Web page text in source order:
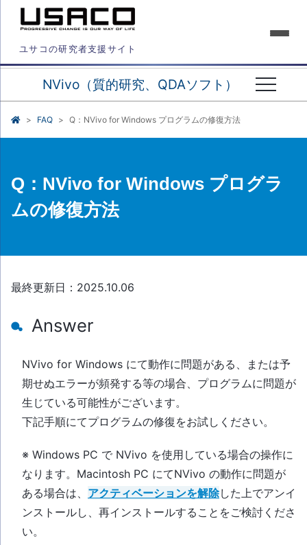
ユサコの研究者支援サイト
NVivo（質的研究、QDAソフト）
FAQ Q：NVivo for Windows プログラムの修復方法
Q：NVivo for Windows プログラ
ムの修復方法
最終更新日：2025.10.06
Answer
NVivo for Windows にて動作に問題がある、または予
期せぬエラーが頻発する等の場合、プログラムに問題が
生じている可能性がございます。
下記手順にてプログラムの修復をお試しください。
※ Windows PC で NVivo を使用している場合の操作に
なります。 Macintosh PC にてNVivo の動作に問題が
ある場合は、 アクティベーションを解除した上でアンイ
ンストールし、再インストールすることをご検討くださ
い。